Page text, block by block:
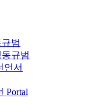
범
규범
언서
Portal